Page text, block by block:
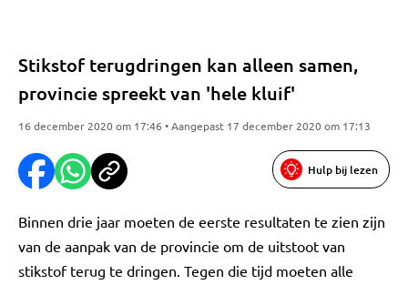
Stikstof terugdringen kan alleen samen,
provincie spreekt van 'hele kluif'
16 december 2020 om 17:46 • Aangepast 17 december 2020 om 17:13
Hulp bij lezen
Binnen drie jaar moeten de eerste resultaten te zien zijn
van de aanpak van de provincie om de uitstoot van
stikstof terug te dringen. Tegen die tijd moeten alle